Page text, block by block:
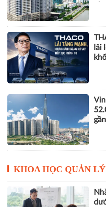
lãi
KHOA HỌC QUẢN LÝ